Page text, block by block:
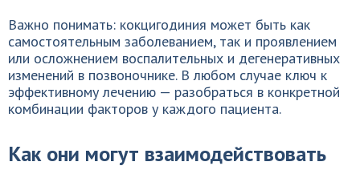
Важно понимать: кокцигодиния может быть как
самостоятельным заболеванием, так и проявлением
или осложнением воспалительных и дегенеративных
изменений в позвоночнике. В любом случае ключ к
эффективному лечению — разобраться в конкретной
комбинации факторов у каждого пациента.
Как они могут взаимодействовать